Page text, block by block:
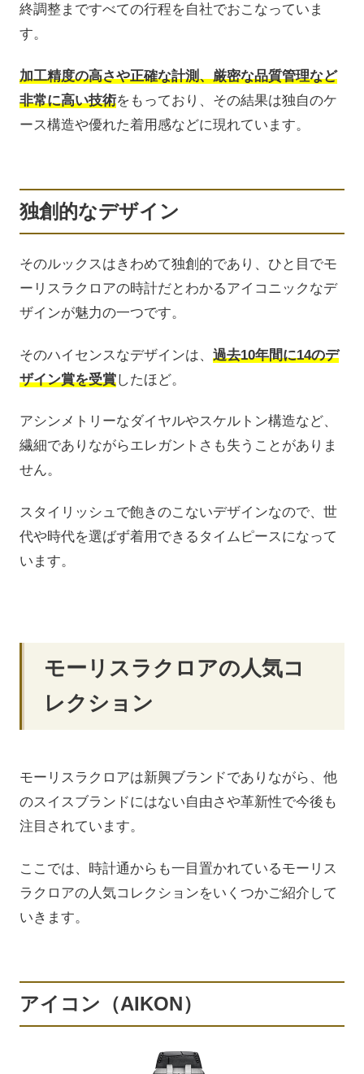
終調整まですべての行程を自社でおこなっていま
す。
加工精度の高さや正確な計測、厳密な品質管理など
非常に高い技術をもっており、その結果は独自のケ
ース構造や優れた着用感などに現れています。
独創的なデザイン
そのルックスはきわめて独創的であり、ひと目でモ
ーリスラクロアの時計だとわかるアイコニックなデ
ザインが魅力の一つです。
そのハイセンスなデザインは、 過去10年間に14のデ
ザイン賞を受賞したほど。
アシンメトリーなダイヤルやスケルトン構造など、
繊細でありながらエレガントさも失うことがありま
せん。
スタイリッシュで飽きのこないデザインなので、世
代や時代を選ばず着用できるタイムピースになって
います。
モーリスラクロアの人気コ
レクション
モーリスラクロアは新興ブランドでありながら、他
のスイスブランドにはない自由さや革新性で今後も
注目されています。
ここでは、時計通からも一目置かれているモーリス
ラクロアの人気コレクションをいくつかご紹介して
いきます。
アイコン（AIKON）